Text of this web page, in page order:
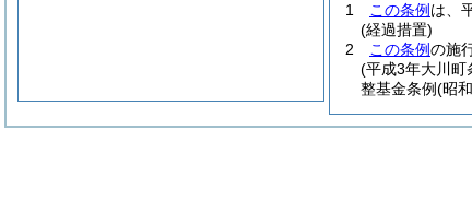
1
この条例 は、
(経過措置)
2
この条例の施
(平成3年大川町
整基金条例(昭